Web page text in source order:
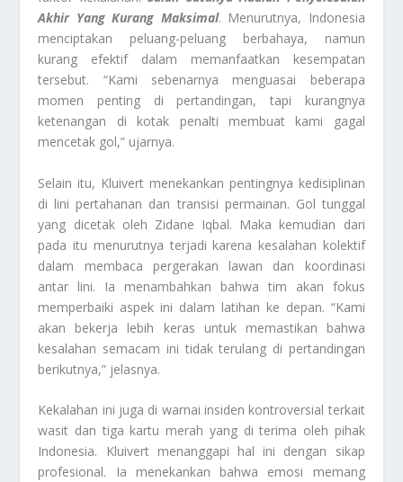
Akhir Yang Kurang Maksimal. Menurutnya, Indonesia
menciptakan peluang-peluang berbahaya, namun
kurang efektif dalam memanfaatkan kesempatan
tersebut. “Kami sebenarnya menguasai beberapa
momen penting di pertandingan, tapi kurangnya
ketenangan di kotak penalti membuat kami gagal
mencetak gol,” ujarnya.
Selain itu, Kluivert menekankan pentingnya kedisiplinan
di lini pertahanan dan transisi permainan. Gol tunggal
yang dicetak oleh Zidane Iqbal. Maka kemudian dari
pada itu menurutnya terjadi karena kesalahan kolektif
dalam membaca pergerakan lawan dan koordinasi
antar lini. Ia menambahkan bahwa tim akan fokus
memperbaiki aspek ini dalam latihan ke depan. “Kami
akan bekerja lebih keras untuk memastikan bahwa
kesalahan semacam ini tidak terulang di pertandingan
berikutnya,” jelasnya.
Kekalahan ini juga di warnai insiden kontroversial terkait
wasit dan tiga kartu merah yang di terima oleh pihak
Indonesia. Kluivert menanggapi hal ini dengan sikap
profesional. Ia menekankan bahwa emosi memang